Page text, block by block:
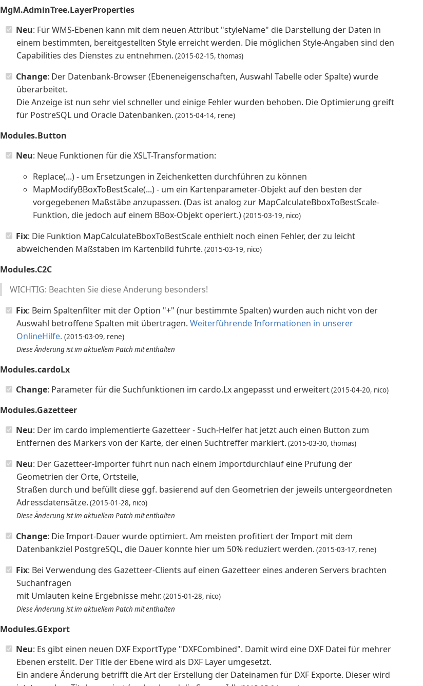
MgM.AdminTree.LayerProperties
Neu: Für WMS-Ebenen kann mit dem neuen Attribut "styleName" die Darstellung der Daten in
einem bestimmten, bereitgestellten Style erreicht werden. Die möglichen Style-Angaben sind den
Capabilities des Dienstes zu entnehmen. (2015-02-15, thomas)
Change: Der Datenbank-Browser (Ebeneneigenschaften, Auswahl Tabelle oder Spalte) wurde
überarbeitet.
Die Anzeige ist nun sehr viel schneller und einige Fehler wurden behoben. Die Optimierung greift
für PostreSQL und Oracle Datenbanken. (2015-04-14, rene)
Modules.Button
Neu: Neue Funktionen für die XSLT-Transformation:
Replace(...) - um Ersetzungen in Zeichenketten durchführen zu können
MapModifyBBoxToBestScale(...) - um ein Kartenparameter-Objekt auf den besten der
vorgegebenen Maßstäbe anzupassen. (Das ist analog zur MapCalculateBboxToBestScale-
Funktion, die jedoch auf einem BBox-Objekt operiert.) (2015-03-19, nico)
Fix: Die Funktion MapCalculateBboxToBestScale enthielt noch einen Fehler, der zu leicht
abweichenden Maßstäben im Kartenbild führte. (2015-03-19, nico)
Modules.C2C
WICHTIG: Beachten Sie diese Änderung besonders!
Fix: Beim Spaltenfilter mit der Option "+" (nur bestimmte Spalten) wurden auch nicht von der
Auswahl betroffene Spalten mit übertragen. Weiterführende Informationen in unserer
OnlineHilfe. (2015-03-09, rene)
Diese Änderung ist im aktuellem Patch mit enthalten
Modules.cardoLx
Change: Parameter für die Suchfunktionen im cardo.Lx angepasst und erweitert(2015-04-20, nico)
Modules.Gazetteer
Neu: Der im cardo implementierte Gazetteer - Such-Helfer hat jetzt auch einen Button zum
Entfernen des Markers von der Karte, der einen Suchtreffer markiert. (2015-03-30, thomas)
Neu: Der Gazetteer-Importer führt nun nach einem Importdurchlauf eine Prüfung der
Geometrien der Orte, Ortsteile,
Straßen durch und befüllt diese ggf. basierend auf den Geometrien der jeweils untergeordneten
Adressdatensätze. (2015-01-28, nico)
Diese Änderung ist im aktuellem Patch mit enthalten
Change: Die Import-Dauer wurde optimiert. Am meisten profitiert der Import mit dem
Datenbankziel PostgreSQL, die Dauer konnte hier um 50% reduziert werden. (2015-03-17, rene)
Fix: Bei Verwendung des Gazetteer-Clients auf einen Gazetteer eines anderen Servers brachten
Suchanfragen
mit Umlauten keine Ergebnisse mehr. (2015-01-28, nico)
Diese Änderung ist im aktuellem Patch mit enthalten
Modules.GExport
Neu: Es gibt einen neuen DXF ExportType "DXFCombined". Damit wird eine DXF Datei für mehrer
Ebenen erstellt. Der Title der Ebene wird als DXF Layer umgesetzt.
Ein andere Änderung betrifft die Art der Erstellung der Dateinamen für DXF Exporte. Dieser wird